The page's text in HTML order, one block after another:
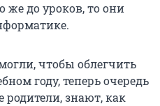
же до уроков, то они
чтобы облегчить
году, теперь очередь
родители, знают, как